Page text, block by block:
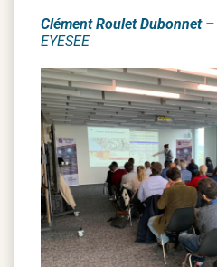
Clément Roulet Dubonnet –
EYESEE